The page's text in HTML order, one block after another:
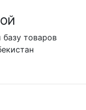
базу товаров